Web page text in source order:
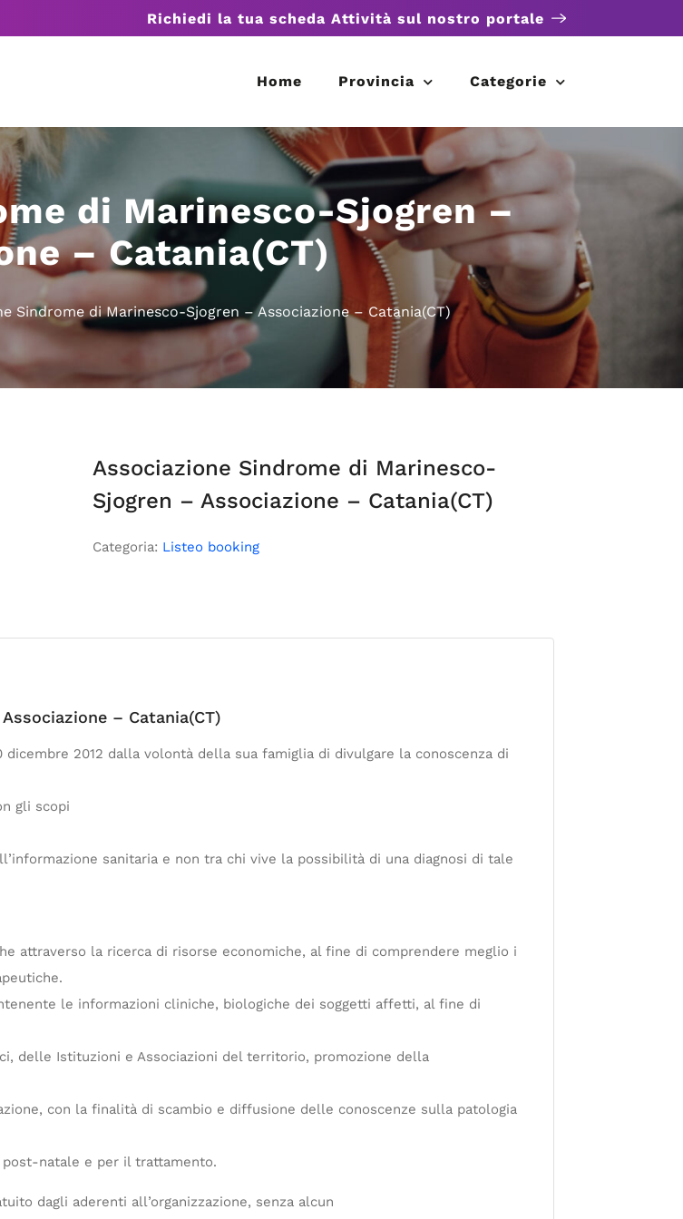
Richiedi la tua scheda Attività sul nostro portale
Home Provincia Categorie
di Marinesco-Sjogren –
– Catania(CT)
Sindrome di Marinesco-Sjogren – Associazione – Catania(CT)
Associazione Sindrome di Marinesco-
Sjogren – Associazione – Catania(CT)
Categoria: Listeo booking
– Catania(CT)
dicembre 2012 dalla volontà della sua famiglia di divulgare la conoscenza di
gli scopi
sanitaria e non tra chi vive la possibilità di una diagnosi di tale
attraverso la ricerca di risorse economiche, al fine di comprendere meglio i
le informazioni cliniche, biologiche dei soggetti affetti, al fine di
delle Istituzioni e Associazioni del territorio, promozione della
con la finalità di scambio e diffusione delle conoscenze sulla patologia
natale e per il trattamento.
dagli aderenti all’organizzazione, senza alcun